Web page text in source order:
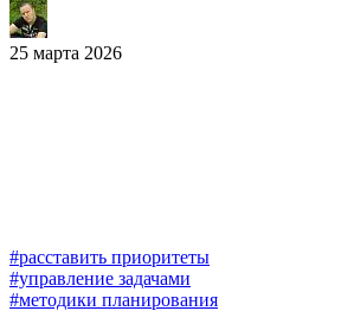
25 марта 2026
#расставить приоритеты
#управление задачами
#методики планирования